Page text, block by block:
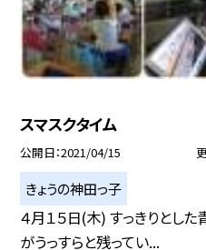
スマスクタイム
公開日 2021/04/15
きょうの神田っ子
４月１５日(木) すっきりとし
がうっすらと残ってい...